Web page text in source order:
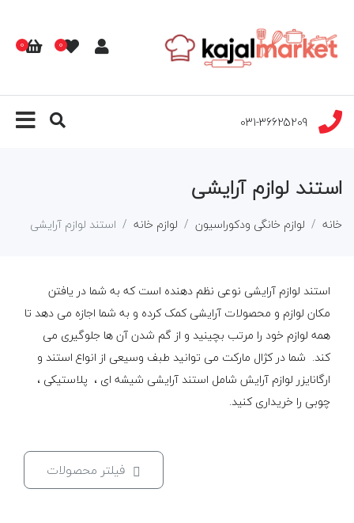
0
0
031-36625209
استند لوازم آرایشی
خانه لوازم خانگی ودکوراسیون لوازم خانه استند لوازم آرایشی
استند لوازم آرایشی نوعی نظم دهنده است که به شما در یافتن
مکان لوازم و محصولات آرایشی کمک کرده و به شما اجازه می دهد تا
همه لوازم خود را مرتب بچینید و از گم شدن آن ها جلوگیری می
کند. شما در کژال مارکت می توانید طبف وسیعی از انواع استند و
ارگانایزر لوازم آرایش شامل استند آرایشی شیشه ای ، پلاستیکی ،
چوبی را خریداری کنید.
فیلتر محصولات